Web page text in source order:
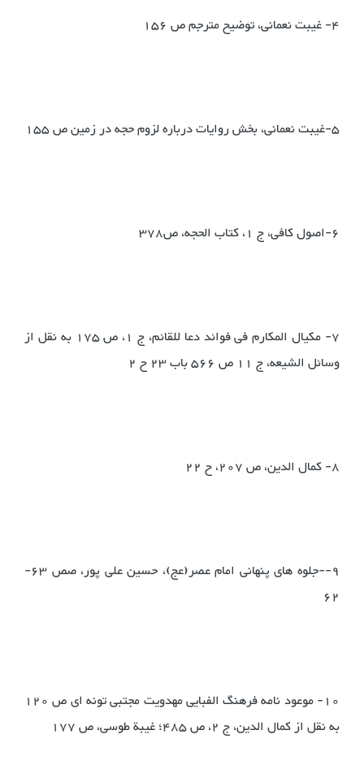
4- غیبت نعمانی، توضیح مترجم ص 156
5-غیبت نعمانی، بخش روایات درباره لزوم حجه در زمین ص 155
6-اصول کافی، ج 1، کتاب الحجه، ص378
7- مکیال المکارم فی فوائد دعا للقائم، ج 1، ص 175 به نقل از
وسائل الشیعه، ج 11 ص 566 باب 23 ح 2
8- کمال الدین، ص ‌207، ح ‌22
9--جلوه های پنهانی امام عصر(عج)، حسین علی پور، صص 63-
62
10- موعود نامه فرهنگ الفبایی مهدویت مجتبی تونه ای ص 120
به نقل از کمال الدین، ج ‌2‌، ص ‌485‌؛ غیبة طوسی، ص ‌177